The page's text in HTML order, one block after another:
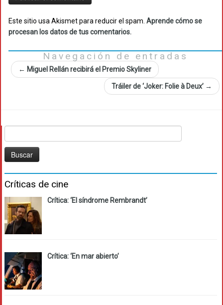
Este sitio usa Akismet para reducir el spam. Aprende cómo se
procesan los datos de tus comentarios.
Navegación de entradas
← Miguel Rellán recibirá el Premio Skyliner
Tráiler de ‘Joker: Folie à Deux’ →
Críticas de cine
Crítica: ‘El síndrome Rembrandt’
Crítica: ‘En mar abierto’